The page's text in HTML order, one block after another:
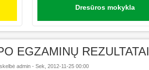
Dresūros mokykla
EGZAMINŲ REZULTATAI
admin - Sek, 2012-11-25 00:00